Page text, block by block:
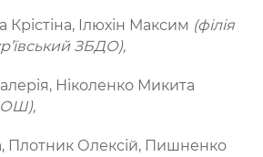
Ілюхін Максим (філія
ЗБДО),
Ніколенко Микита
Плотник Олексій, Пишненко